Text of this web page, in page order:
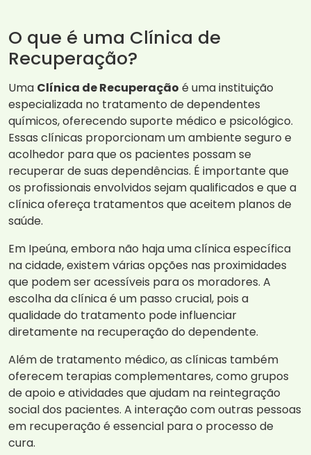
O que é uma Clínica de
Recuperação?
Uma Clínica de Recuperação é uma instituição
especializada no tratamento de dependentes
químicos, oferecendo suporte médico e psicológico.
Essas clínicas proporcionam um ambiente seguro e
acolhedor para que os pacientes possam se
recuperar de suas dependências. É importante que
os profissionais envolvidos sejam qualificados e que a
clínica ofereça tratamentos que aceitem planos de
saúde.
Em Ipeúna, embora não haja uma clínica específica
na cidade, existem várias opções nas proximidades
que podem ser acessíveis para os moradores. A
escolha da clínica é um passo crucial, pois a
qualidade do tratamento pode influenciar
diretamente na recuperação do dependente.
Além de tratamento médico, as clínicas também
oferecem terapias complementares, como grupos
de apoio e atividades que ajudam na reintegração
social dos pacientes. A interação com outras pessoas
em recuperação é essencial para o processo de
cura.